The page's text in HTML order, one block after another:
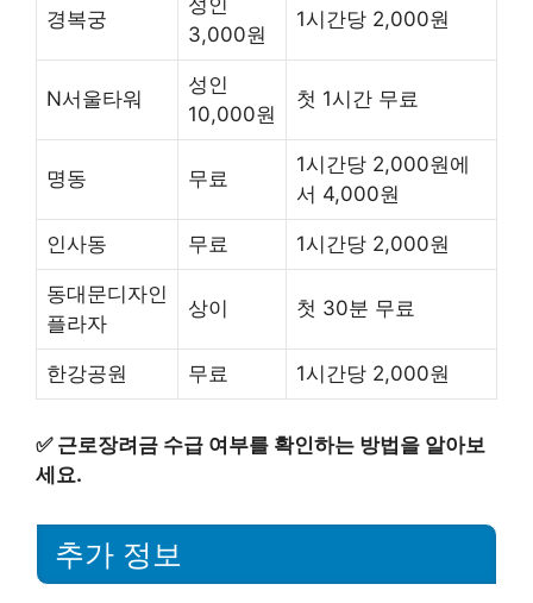
경복궁
성인
3,000원
1시간당 2,000원
N서울타워
성인
10,000원
첫 1시간 무료
명동 무료
1시간당 2,000원에
서 4,000원
인사동 무료 1시간당 2,000원
동대문디자인
플라자
상이 첫 30분 무료
한강공원 무료 1시간당 2,000원
✅ 근로장려금 수급 여부를 확인하는 방법을 알아보
세요.
추가 정보